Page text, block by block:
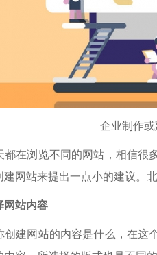
企业制作
浏览不同的网站，相信很多
网站来提出一点小的建议。
网站内容
网站的内容是什么，在这个